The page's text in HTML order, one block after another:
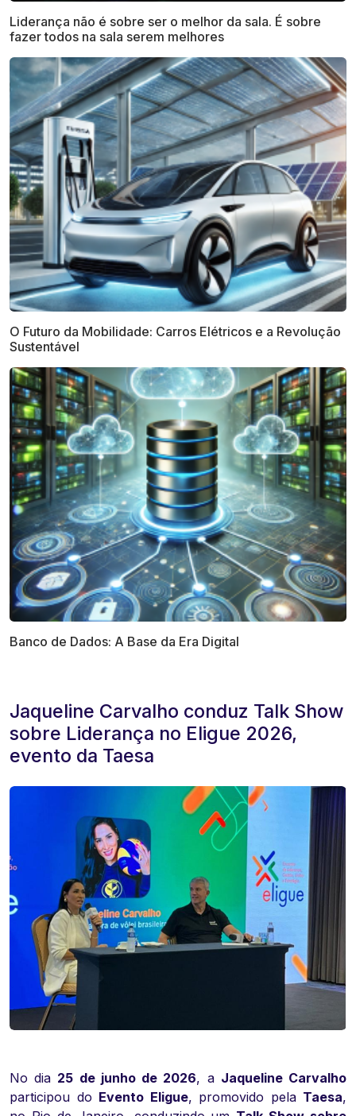
Jaqueline Carvalho conduz Talk Show
sobre Liderança no Eligue 2026,
evento da Taesa
No dia 25 de junho de 2026, a Jaqueline Carvalho
participou do Evento Eligue, promovido pela Taesa,
Liderança não é sobre ser o melhor da sala. É sobre
fazer todos na sala serem melhores
O Futuro da Mobilidade: Carros Elétricos e a Revolução
Sustentável
Banco de Dados: A Base da Era Digital